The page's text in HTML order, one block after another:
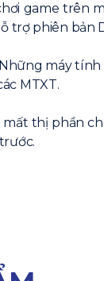
game trên
trợ phiên bản
máy
MTXT.
thị phần